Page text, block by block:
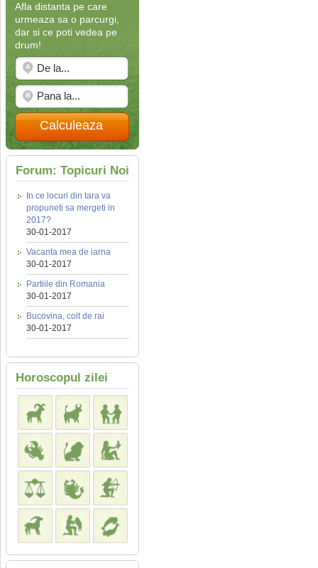
Afla distanta pe care
urmeaza sa o parcurgi,
dar si ce poti vedea pe
drum!
Calculeaza
Forum: Topicuri Noi
In ce locuri din tara va
propuneti sa mergeti in
2017?
30-01-2017
Vacanta mea de iarna
30-01-2017
Partiile din Romania
30-01-2017
Bucovina, colt de rai
30-01-2017
Horoscopul zilei